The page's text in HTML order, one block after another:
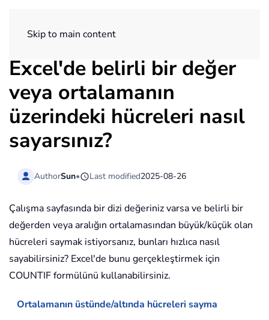
Skip to main content
Excel'de belirli bir değer
veya ortalamanın
üzerindeki hücreleri nasıl
sayarsınız?
AuthorSun• Last modified2025-08-26
Çalışma sayfasında bir dizi değeriniz varsa ve belirli bir
değerden veya aralığın ortalamasından büyük/küçük olan
hücreleri saymak istiyorsanız, bunları hızlıca nasıl
sayabilirsiniz? Excel'de bunu gerçekleştirmek için
COUNTIF formülünü kullanabilirsiniz.
Ortalamanın üstünde/altında hücreleri sayma